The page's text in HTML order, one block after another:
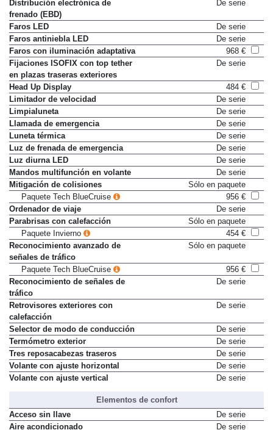
Distribución electrónica de
frenado (EBD)
De serie
Faros LED
De serie
Faros antiniebla LED
De serie
Faros con iluminación adaptativa
968 €
Fijaciones ISOFIX con top tether
en plazas traseras exteriores
De serie
Head Up Display
484 €
Limitador de velocidad
De serie
Limpialuneta
De serie
Llamada de emergencia
De serie
Luneta térmica
De serie
Luz de frenada de emergencia
De serie
Luz diurna LED
De serie
Mandos multifunción en volante
De serie
Mitigación de colisiones
Sólo en paquete
Paquete Tech BlueCruise
956 €
Ordenador de viaje
De serie
Parabrisas con calefacción
Sólo en paquete
Paquete Invierno
454 €
Reconocimiento avanzado de
señales de tráfico
Sólo en paquete
Paquete Tech BlueCruise
956 €
Reconocimiento de señales de
tráfico
De serie
Retrovisores exteriores con
calefacción
De serie
Selector de modo de conducción
De serie
Termómetro exterior
De serie
Tres reposacabezas traseros
De serie
Volante con ajuste horizontal
De serie
Volante con ajuste vertical
De serie
Elementos de confort
Acceso sin llave
De serie
Aire acondicionado
De serie